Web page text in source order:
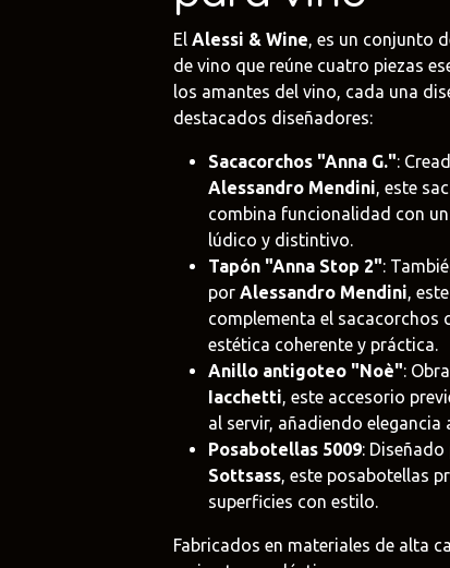
El Alessi & Wine, es un conjunto
de vino que reúne cuatro piezas
los amantes del vino, cada una
destacados diseñadores:
Sacacorchos "Anna G.":
Alessandro Mendini, este
combina funcionalidad con
lúdico y distintivo.
Tapón "Anna Stop 2":
por Alessandro Mendini,
complementa el sacacorchos
estética coherente y práctica.
Anillo antigoteo "Noè":
Iacchetti, este accesorio
al servir, añadiendo elegancia
Posabotellas 5009: Diseñado
Sottsass, este posabotellas
superficies con estilo.
Fabricados en materiales de alta
Rubio Monocoat
@rubiomonocoat.uy
Veneta Cucine